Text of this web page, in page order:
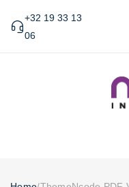
+32 19 33 13
06